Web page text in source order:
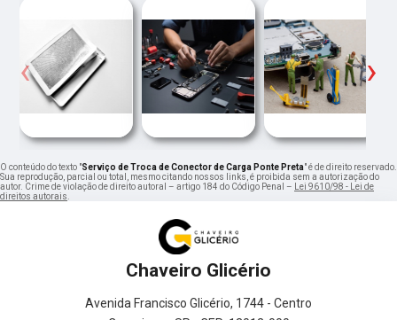
‹ ›
O conteúdo do texto "Serviço de Troca de Conector de Carga Ponte Preta" é de direito reservado.
Sua reprodução, parcial ou total, mesmo citando nossos links, é proibida sem a autorização do
autor. Crime de violação de direito autoral – artigo 184 do Código Penal –
Lei 9610/98 - Lei de
direitos autorais
Chaveiro Glicério
Avenida Francisco Glicério, 1744 - Centro